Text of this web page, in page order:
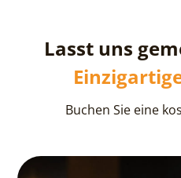
Lasst uns
Buchen Sie eine